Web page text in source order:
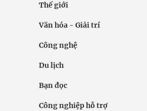
Thế giới
Văn hóa - Giải trí
Công nghệ
Du lịch
Bạn đọc
Công nghiệp hỗ trợ